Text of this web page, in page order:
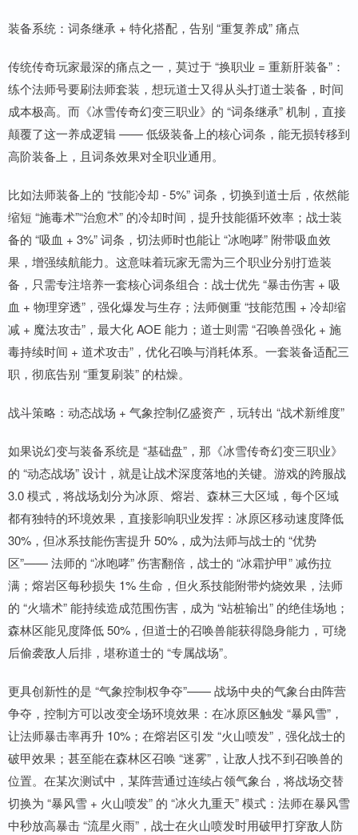
装备系统：词条继承 + 特化搭配，告别 “重复养成” 痛点
传统传奇玩家最深的痛点之一，莫过于 “换职业 = 重新肝装备”：
练个法师号要刷法师套装，想玩道士又得从头打道士装备，时间
成本极高。而《冰雪传奇幻变三职业》的 “词条继承” 机制，直接
颠覆了这一养成逻辑 —— 低级装备上的核心词条，能无损转移到
高阶装备上，且词条效果对全职业通用。
比如法师装备上的 “技能冷却 - 5%” 词条，切换到道士后，依然能
缩短 “施毒术”“治愈术” 的冷却时间，提升技能循环效率；战士装
备的 “吸血 + 3%” 词条，切法师时也能让 “冰咆哮” 附带吸血效
果，增强续航能力。这意味着玩家无需为三个职业分别打造装
备，只需专注培养一套核心词条组合：战士优先 “暴击伤害 + 吸
血 + 物理穿透”，强化爆发与生存；法师侧重 “技能范围 + 冷却缩
减 + 魔法攻击”，最大化 AOE 能力；道士则需 “召唤兽强化 + 施
毒持续时间 + 道术攻击”，优化召唤与消耗体系。一套装备适配三
职，彻底告别 “重复刷装” 的枯燥。
战斗策略：动态战场 + 气象控制亿盛资产，玩转出 “战术新维度”
如果说幻变与装备系统是 “基础盘”，那《冰雪传奇幻变三职业》
的 “动态战场” 设计，就是让战术深度落地的关键。游戏的跨服战
3.0 模式，将战场划分为冰原、熔岩、森林三大区域，每个区域
都有独特的环境效果，直接影响职业发挥：冰原区移动速度降低
30%，但冰系技能伤害提升 50%，成为法师与战士的 “优势
区”—— 法师的 “冰咆哮” 伤害翻倍，战士的 “冰霜护甲” 减伤拉
满；熔岩区每秒损失 1% 生命，但火系技能附带灼烧效果，法师
的 “火墙术” 能持续造成范围伤害，成为 “站桩输出” 的绝佳场地；
森林区能见度降低 50%，但道士的召唤兽能获得隐身能力，可绕
后偷袭敌人后排，堪称道士的 “专属战场”。
更具创新性的是 “气象控制权争夺”—— 战场中央的气象台由阵营
争夺，控制方可以改变全场环境效果：在冰原区触发 “暴风雪”，
让法师暴击率再升 10%；在熔岩区引发 “火山喷发”，强化战士的
破甲效果；甚至能在森林区召唤 “迷雾”，让敌人找不到召唤兽的
位置。在某次测试中，某阵营通过连续占领气象台，将战场交替
切换为 “暴风雪 + 火山喷发” 的 “冰火九重天” 模式：法师在暴风雪
中秒放高暴击 “流星火雨”，战士在火山喷发时用破甲打穿敌人防